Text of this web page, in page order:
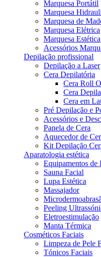
Marquesa Portátil
Marquesa
Marquesa de
Marquesa Elétrica
Marquesa Estética
Acessórios
Depilação profissional
Depilação a Laser
Cera Depilatória
Cera Roll
Cera
Cera em
Pré Depilação e
Acessórios e
Panela de Cera
Aquecedor de
Kit Depilação
Aparatologia estética
Equipamentos de
Sauna Facial
Lupa Estética
Massajador
Peeling
Eletroestimulação
Manta Térmica
Cosméticos Faciais
Limpeza de Pele
Tónicos Faciais